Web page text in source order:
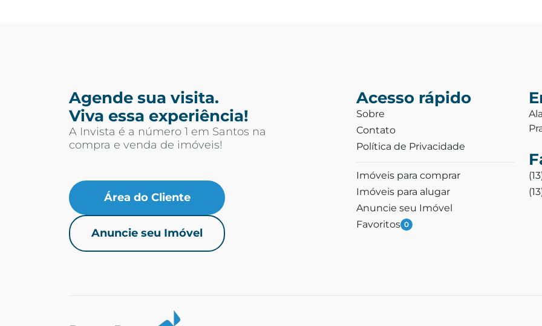
Agende sua visita.
Viva essa experiência!
A Invista é a número 1 em Santos na
compra e venda de imóveis!
Área do Cliente
Anuncie seu Imóvel
Acesso rápido
Sobre
Contato
Política de Privacidade
Imóveis para comprar
Imóveis para alugar
Anuncie seu Imóvel
Favoritos 0